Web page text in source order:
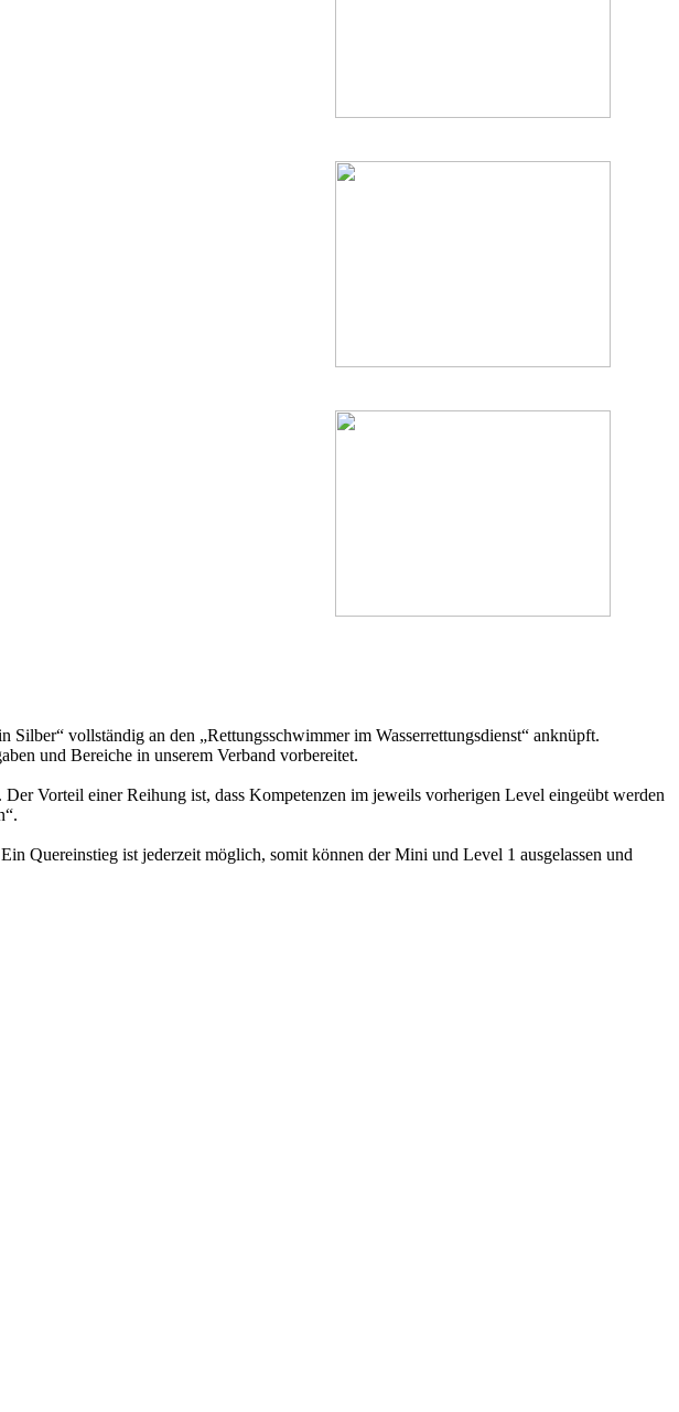
Silber“ vollständig an den „Rettungsschwimmer im Wasserrettungsdienst“ anknüpft.
und Bereiche in unserem Verband vorbereitet.
Vorteil einer Reihung ist, dass Kompetenzen im jeweils vorherigen Level eingeübt werden
Quereinstieg ist jederzeit möglich, somit können der Mini und Level 1 ausgelassen und